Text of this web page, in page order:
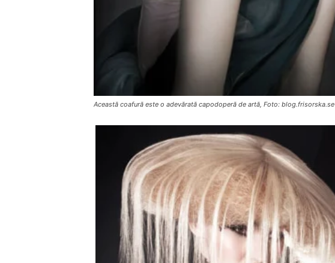
Această coafură este o adevărată capodoperă de artă, Foto: blog.frisorska.se